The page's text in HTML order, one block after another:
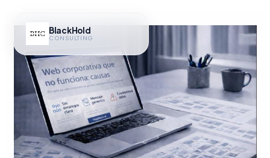
contenido
BlackHold
CONSULTING